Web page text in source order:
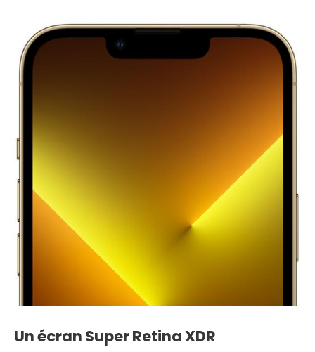
Un écran Super Retina XDR